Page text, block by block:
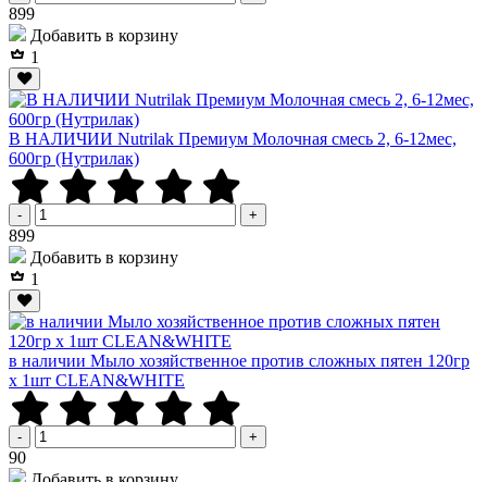
899Р
Добавить в корзину
1
В НАЛИЧИИ Nutrilak Премиум Молочная смесь 2, 6-12мес,
600гр (Нутрилак)
- +
899Р
Добавить в корзину
1
в наличии Мыло хозяйственное против сложных пятен 120гр
х 1шт CLEAN&WHITE
- +
90Р